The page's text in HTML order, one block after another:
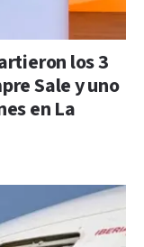
los 3
Sale y uno
en La